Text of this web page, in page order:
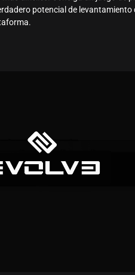
potencial de levantamiento